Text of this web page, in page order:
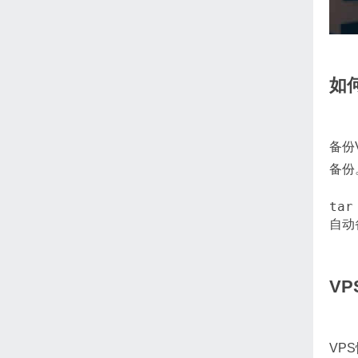
如
备份
备份
自
VPS